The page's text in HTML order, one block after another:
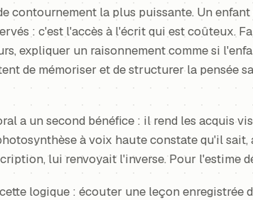
contournement la plus puissante. Un
: c'est l'accès à l'écrit qui est coûteux.
expliquer un raisonnement comme si
de mémoriser et de structurer la pensée
a un second bénéfice : il rend les acquis
à voix haute constate qu'il
lui renvoyait l'inverse. Pour l'estime
logique : écouter une leçon enregistrée